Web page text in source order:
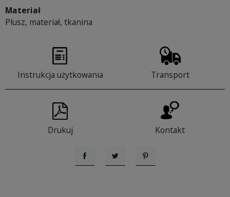
Materiał
Plusz, materiał, tkanina
Instrukcja użytkowania Transport
Drukuj Kontakt
UdostępnijTweetujPinterest